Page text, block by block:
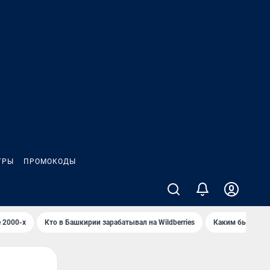
ПРОМОКОДЫ
2000-х Кто в Башкирии зарабатывал на Wildberries Каким было